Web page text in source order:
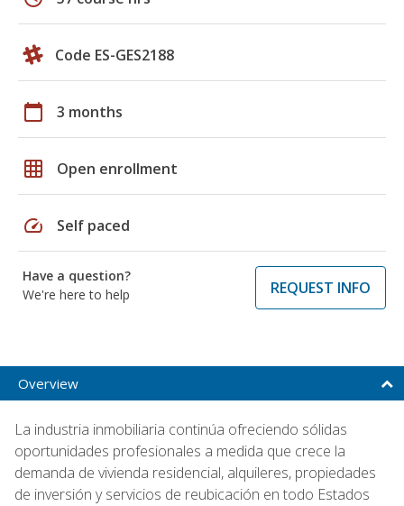
Code ES-GES2188
calendar_today 3 months
grid_on Open enrollment
speed Self paced
Have a question?
We're here to help
REQUEST INFO
Overview
La industria inmobiliaria continúa ofreciendo sólidas
oportunidades profesionales a medida que crece la
demanda de vivienda residencial, alquileres, propiedades
de inversión y servicios de reubicación en todo Estados